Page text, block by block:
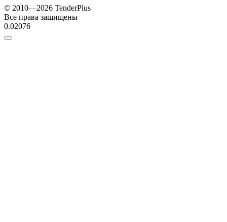
© 2010—2026 TenderPlus
Все права защищены
0.02076